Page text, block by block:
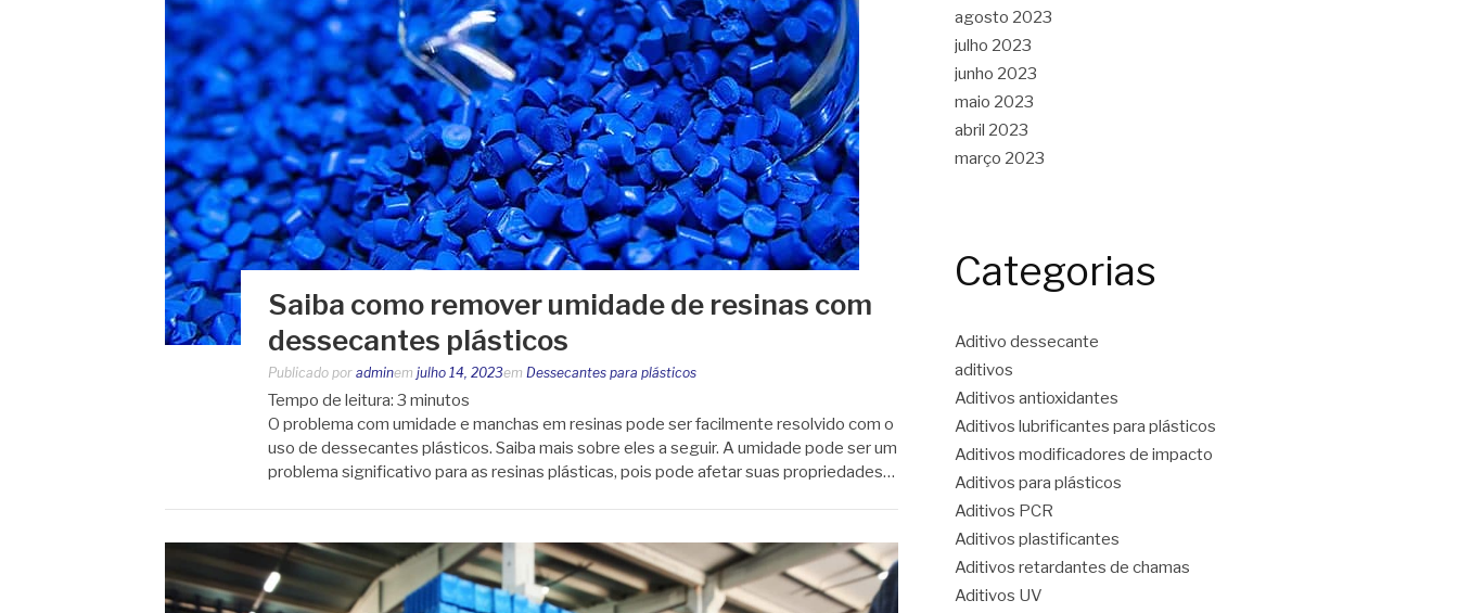
Saiba como remover umidade de resinas com
dessecantes plásticos
Publicado por adminem julho 14, 2023em Dessecantes para plásticos
Tempo de leitura: 3 minutos
O problema com umidade e manchas em resinas pode ser facilmente resolvido com o
uso de dessecantes plásticos. Saiba mais sobre eles a seguir. A umidade pode ser um
problema significativo para as resinas plásticas, pois pode afetar suas propriedades…
agosto 2023
julho 2023
junho 2023
maio 2023
abril 2023
março 2023
Categorias
Aditivo dessecante
aditivos
Aditivos antioxidantes
Aditivos lubrificantes para plásticos
Aditivos modificadores de impacto
Aditivos para plásticos
Aditivos PCR
Aditivos plastificantes
Aditivos retardantes de chamas
Aditivos UV